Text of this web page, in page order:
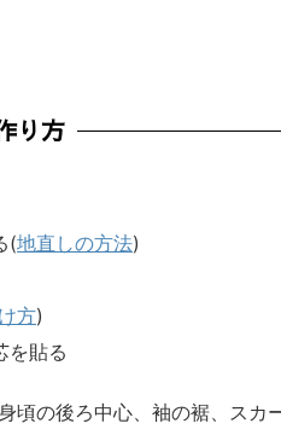
り方
(地直しの方法)
方)
を貼る
の後ろ中心、袖の裾、スカ